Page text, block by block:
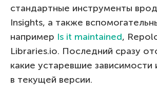
стандартные инструменты
Insights, а также
например Is it maintained,
Libraries.io. Последний сразу
какие устаревшие зависимости
в текущей версии.